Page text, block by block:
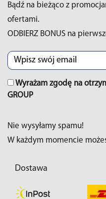
Bądź na bieżąco z
ofertami.
ODBIERZ BONUS na
Wyrażam zgodę na
GROUP
Nie wysyłamy spamu!
W każdym momencie
Dostawa